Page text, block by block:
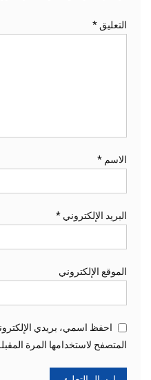
التعليق *
الاسم *
البريد الإلكتروني *
الموقع الإلكتروني
احفظ اسمي، بريدي
المتصفح لاستخدامها المرة